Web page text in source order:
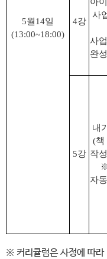
5월14일
(13:00~18:00)
4강
사
사
완
5강
내
(책
작성
자
※ 커리큘럼은 사정에 따라